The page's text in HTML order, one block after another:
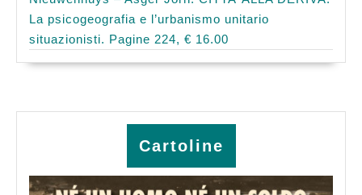
La psicogeografia e l’urbanismo unitario
situazionisti. Pagine 224, € 16.00
Cartoline